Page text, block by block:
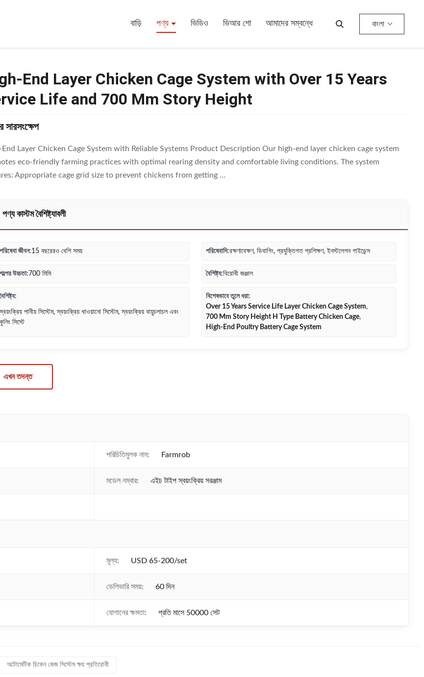
বাড়ি পণ্য ভিডিও ভিআর শো আমাদের সম্বন্ধে বাংলা
End Layer Chicken Cage System with Over 15 Years
Life and 700 Mm Story Height
সারসংক্ষেপ
End Layer Chicken Cage System with Reliable Systems Product Description Our high-end layer chicken cage system
eco-friendly farming practices with optimal rearing density and comfortable living conditions. The system
Appropriate cage grid size to prevent chickens from getting ...
পণ্য কাস্টম বৈশিষ্ট্যাবলী
পরিষেবা জীবন:15 বছরেরও বেশি সময় পরিষেবাদি:রক্ষণাবেক্ষণ, ডিবাগিং, প্রযুক্তিগত প্রশিক্ষণ, ইনস্টলেশন গাইডেন্স
গল্পের উচ্চতা:700 মিমি বৈশিষ্ট্য:বিরোধী জঞ্জাল
বৈশিষ্ট্য:
স্বয়ংক্রিয় পানীয় সিস্টেম, স্বয়ংক্রিয় খাওয়ানো সিস্টেম, স্বয়ংক্রিয় বায়ুচলাচল এবং
কুলিং সিস্টে
বিশেষভাবে তুলে ধরা:
Over 15 Years Service Life Layer Chicken Cage System,
700 Mm Story Height H Type Battery Chicken Cage,
High-End Poultry Battery Cage System
এখন তদন্ত
পরিচিতিমুলক নাম: Farmrob
মডেল নম্বার: এইচ টাইপ স্বয়ংক্রিয় সরঞ্জাম
মূল্য: USD 65-200/set
ডেলিভারি সময়: 60 দিন
যোগানের ক্ষমতা: প্রতি মাসে 50000 সেট
অটোমেটিক চিকেন কেজ সিস্টেম ক্ষয় প্রতিরোধী